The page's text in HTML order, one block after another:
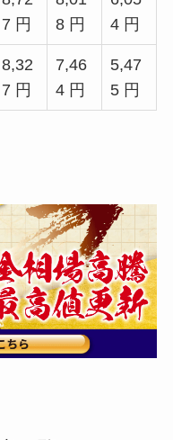
7 円
8 円
4 円
8,32
7 円
7,46
4 円
5,47
5 円